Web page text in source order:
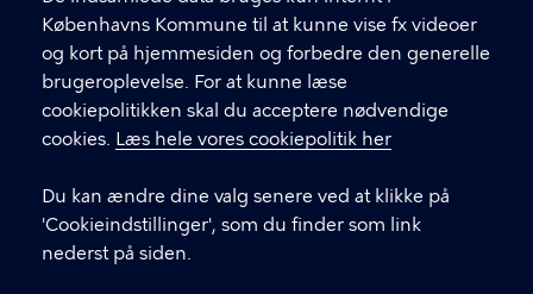
Københavns Kommune til at kunne vise fx videoer
og kort på hjemmesiden og forbedre den generelle
brugeroplevelse. For at kunne læse
cookiepolitikken skal du acceptere nødvendige
cookies. Læs hele vores cookiepolitik her
Du kan ændre dine valg senere ved at klikke på
'Cookieindstillinger', som du finder som link
nederst på siden.
CVR-nummer64942212
GENVEJE
Digital Post
Databeskyttelse